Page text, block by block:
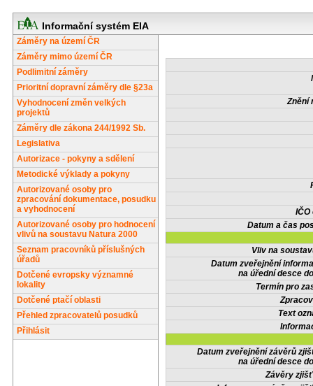
Informační systém EIA
Záměry na území ČR
Záměry mimo území ČR
Podlimitní záměry
Prioritní dopravní záměry dle §23a
Vyhodnocení změn velkých
projektů
Záměry dle zákona 244/1992 Sb.
Legislativa
Autorizace - pokyny a sdělení
Metodické výklady a pokyny
Autorizované osoby pro
zpracování dokumentace, posudku
a vyhodnocení
Autorizované osoby pro hodnocení
vlivů na soustavu Natura 2000
Seznam pracovníků příslušných
úřadů
Dotčené evropsky významné
lokality
Dotčené ptačí oblasti
Přehled zpracovatelů posudků
Přihlásit
Znění
IČO
Datum a čas
Vliv na
Datum zveřejnění
na úřední desce
Termín pro
Text
Datum zveřejnění závěrů
na úřední desce
Závěry